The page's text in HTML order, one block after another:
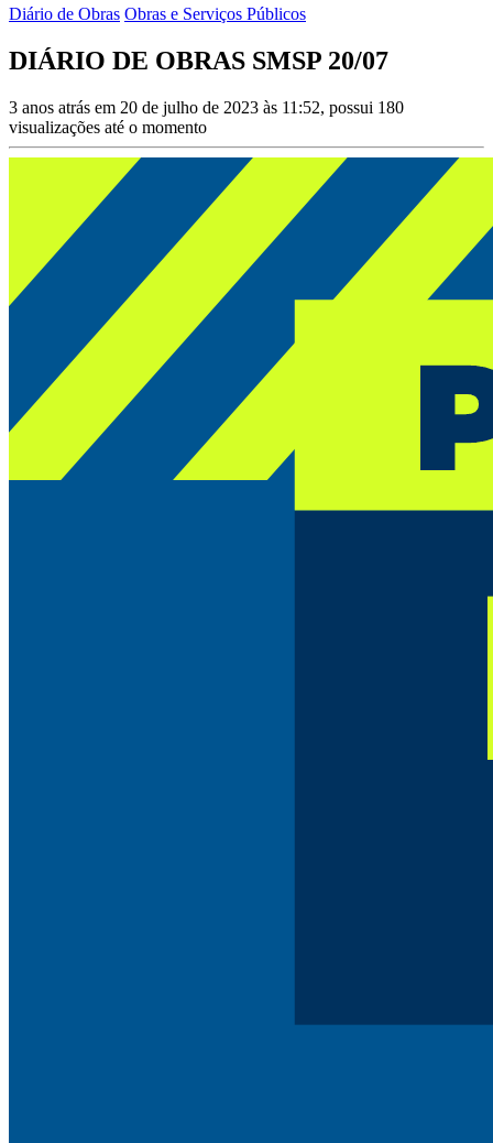
Diário de Obras Obras e Serviços Públicos
DIÁRIO DE OBRAS SMSP 20/07
3 anos atrás em 20 de julho de 2023 às 11:52, possui 180
visualizações até o momento